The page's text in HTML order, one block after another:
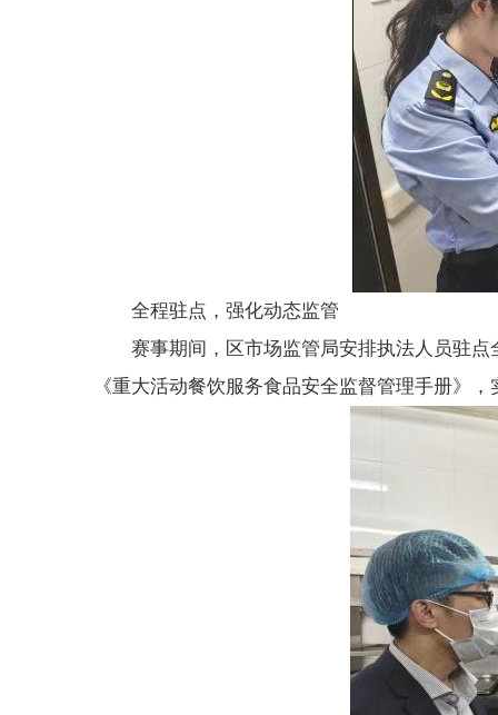
全程驻点，强化动态监管
赛事期间，区市场监管局安排执法人员驻
《重大活动餐饮服务食品安全监督管理手册》